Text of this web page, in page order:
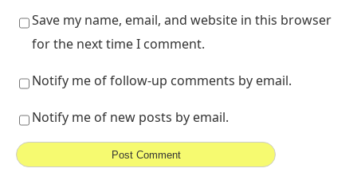
Save my name, email, and website in this browser
for the next time I comment.
Notify me of follow-up comments by email.
Notify me of new posts by email.